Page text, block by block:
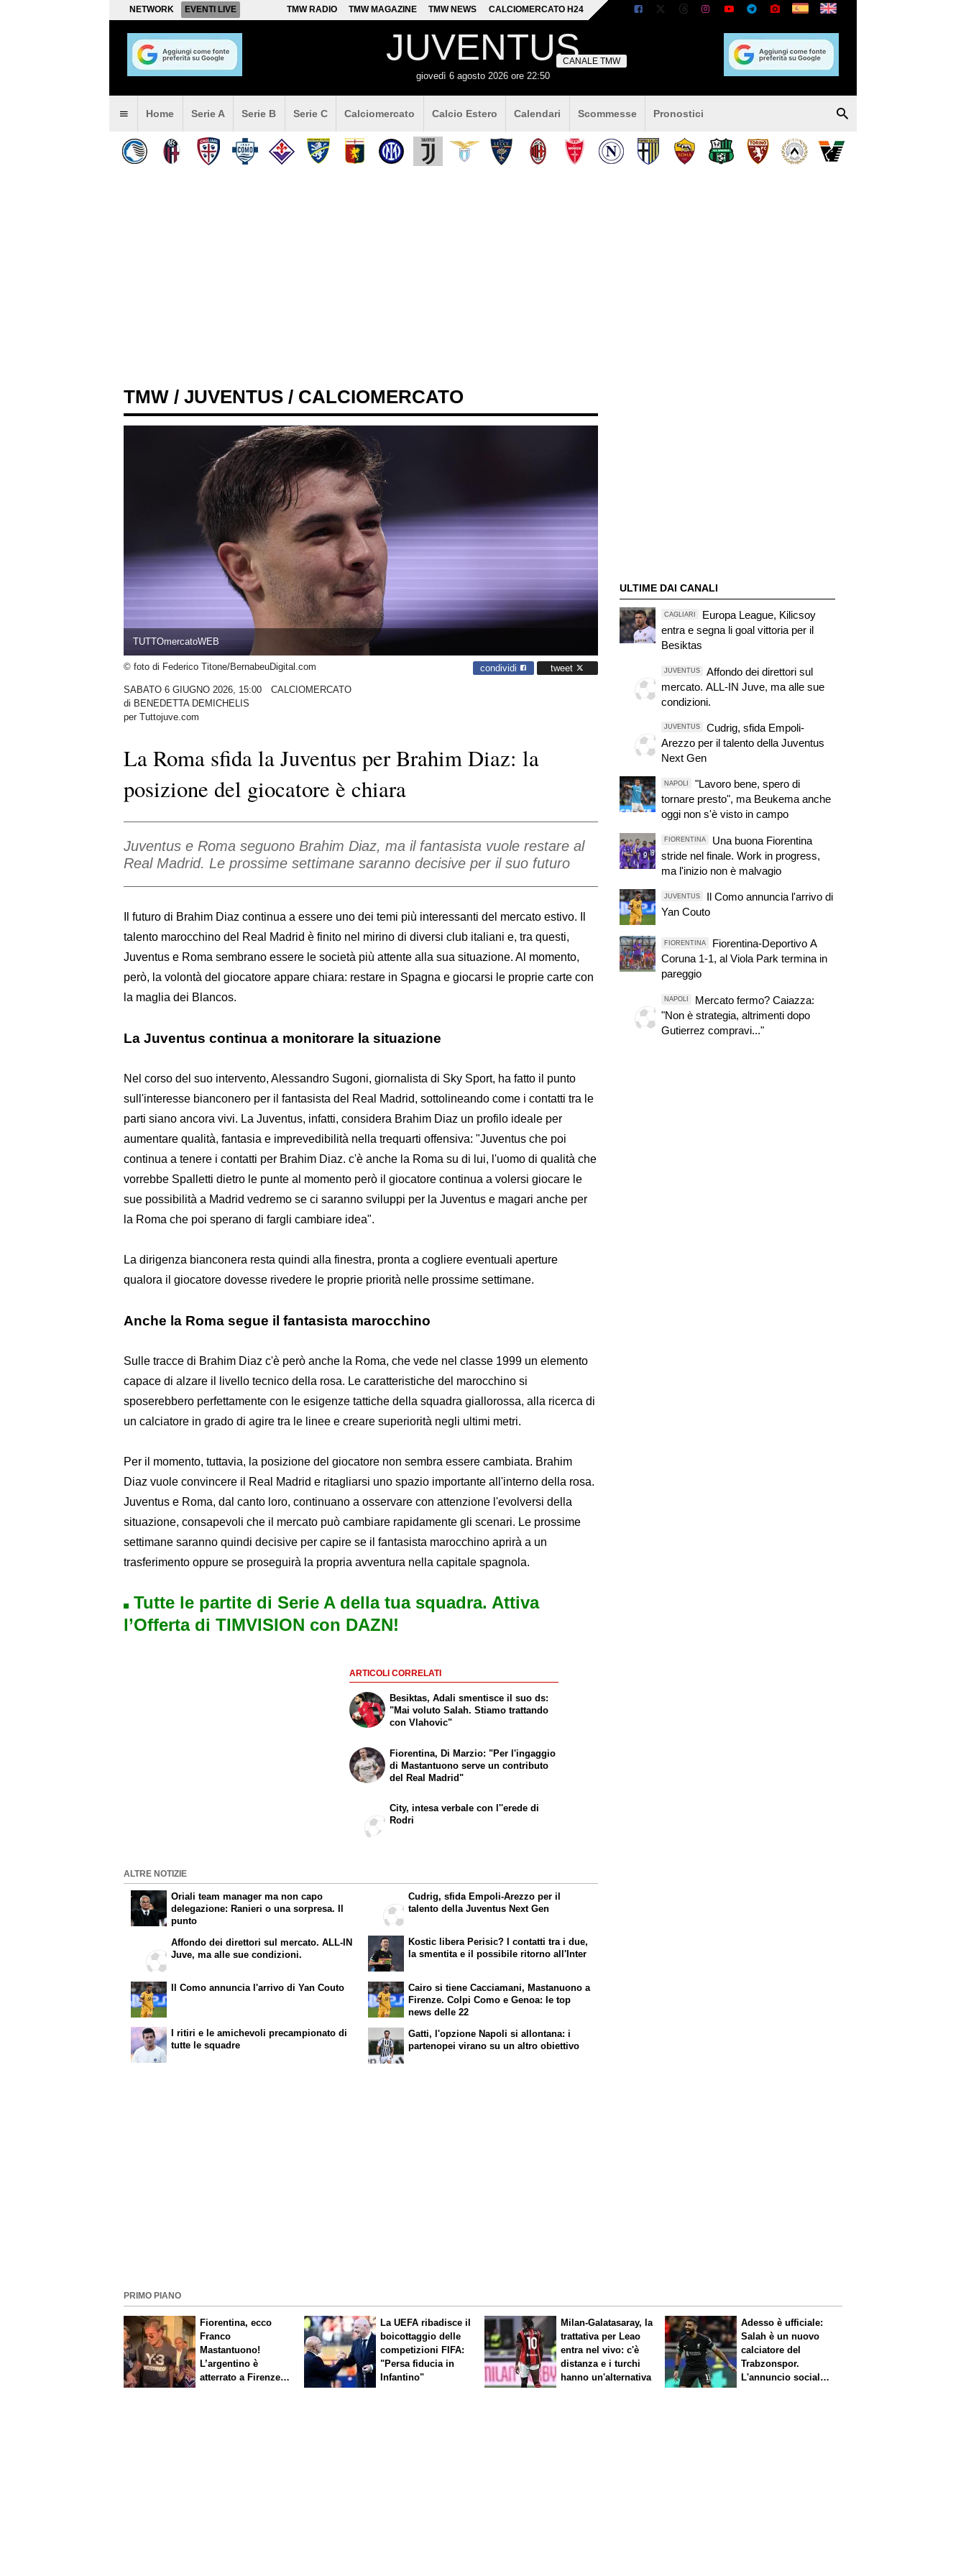
NETWORK EVENTI LIVE TMW RADIO TMW MAGAZINE TMW NEWS CALCIOMERCATO H24
JUVENTUS
giovedì 6 agosto 2026 ore 22:50
CANALE TMW
Home Serie A Serie B Serie C Calciomercato Calcio Estero Calendari Scommesse Pronostici
TMW / JUVENTUS / CALCIOMERCATO
TUTTOmercatoWEB
© foto di Federico Titone/BernabeuDigital.com condividi tweet
SABATO 6 GIUGNO 2026, 15:00
CALCIOMERCATO
di BENEDETTA DEMICHELIS
per Tuttojuve.com
La Roma sfida la Juventus per Brahim Diaz: la
posizione del giocatore è chiara
Juventus e Roma seguono Brahim Diaz, ma il fantasista vuole restare al
Real Madrid. Le prossime settimane saranno decisive per il suo futuro
Il futuro di Brahim Diaz continua a essere uno dei temi più interessanti del mercato estivo. Il
talento marocchino del Real Madrid è finito nel mirino di diversi club italiani e, tra questi,
Juventus e Roma sembrano essere le società più attente alla sua situazione. Al momento,
però, la volontà del giocatore appare chiara: restare in Spagna e giocarsi le proprie carte con
la maglia dei Blancos.
La Juventus continua a monitorare la situazione
Nel corso del suo intervento, Alessandro Sugoni, giornalista di Sky Sport, ha fatto il punto
sull'interesse bianconero per il fantasista del Real Madrid, sottolineando come i contatti tra le
parti siano ancora vivi. La Juventus, infatti, considera Brahim Diaz un profilo ideale per
aumentare qualità, fantasia e imprevedibilità nella trequarti offensiva: "Juventus che poi
continua a tenere i contatti per Brahim Diaz. c'è anche la Roma su di lui, l'uomo di qualità che
vorrebbe Spalletti dietro le punte al momento però il giocatore continua a volersi giocare le
sue possibilità a Madrid vedremo se ci saranno sviluppi per la Juventus e magari anche per
la Roma che poi sperano di fargli cambiare idea".
La dirigenza bianconera resta quindi alla finestra, pronta a cogliere eventuali aperture
qualora il giocatore dovesse rivedere le proprie priorità nelle prossime settimane.
Anche la Roma segue il fantasista marocchino
Sulle tracce di Brahim Diaz c'è però anche la Roma, che vede nel classe 1999 un elemento
capace di alzare il livello tecnico della rosa. Le caratteristiche del marocchino si
sposerebbero perfettamente con le esigenze tattiche della squadra giallorossa, alla ricerca di
un calciatore in grado di agire tra le linee e creare superiorità negli ultimi metri.
Per il momento, tuttavia, la posizione del giocatore non sembra essere cambiata. Brahim
Diaz vuole convincere il Real Madrid e ritagliarsi uno spazio importante all'interno della rosa.
Juventus e Roma, dal canto loro, continuano a osservare con attenzione l'evolversi della
situazione, consapevoli che il mercato può cambiare rapidamente gli scenari. Le prossime
settimane saranno quindi decisive per capire se il fantasista marocchino aprirà a un
trasferimento oppure se proseguirà la propria avventura nella capitale spagnola.
Tutte le partite di Serie A della tua squadra. Attiva
l’Offerta di TIMVISION con DAZN!
ARTICOLI CORRELATI
Besiktas, Adali smentisce il suo ds:
"Mai voluto Salah. Stiamo trattando
con Vlahovic"
Fiorentina, Di Marzio: "Per l'ingaggio
di Mastantuono serve un contributo
del Real Madrid"
City, intesa verbale con l''erede di
Rodri
ALTRE NOTIZIE
Oriali team manager ma non capo
delegazione: Ranieri o una sorpresa. Il
punto
Affondo dei direttori sul mercato. ALL-IN
Juve, ma alle sue condizioni.
Cudrig, sfida Empoli-Arezzo per il
talento della Juventus Next Gen
Kostic libera Perisic? I contatti tra i due,
la smentita e il possibile ritorno all'Inter
Il Como annuncia l'arrivo di Yan Couto
I ritiri e le amichevoli precampionato di
tutte le squadre
Cairo si tiene Cacciamani, Mastanuono a
Firenze. Colpi Como e Genoa: le top
news delle 22
Gatti, l'opzione Napoli si allontana: i
partenopei virano su un altro obiettivo
ULTIME DAI CANALI
CAGLIARI
Europa League, Kilicsoy
entra e segna li goal vittoria per il
Besiktas
JUVENTUS
Affondo dei direttori sul
mercato. ALL-IN Juve, ma alle sue
condizioni.
JUVENTUS
Cudrig, sfida Empoli-
Arezzo per il talento della Juventus
Next Gen
NAPOLI
"Lavoro bene, spero di
tornare presto", ma Beukema anche
oggi non s'è visto in campo
FIORENTINA
Una buona Fiorentina
stride nel finale. Work in progress,
ma l'inizio non è malvagio
JUVENTUS
Il Como annuncia l'arrivo di
Yan Couto
FIORENTINA
Fiorentina-Deportivo A
Coruna 1-1, al Viola Park termina in
pareggio
NAPOLI
Mercato fermo? Caiazza:
"Non è strategia, altrimenti dopo
Gutierrez compravi..."
PRIMO PIANO
Fiorentina, ecco
Franco
Mastantuono!
L’argentino è
atterrato a Firenze,
La UEFA ribadisce il
boicottaggio delle
competizioni FIFA:
"Persa fiducia in
Infantino"
Milan-Galatasaray, la
trattativa per Leao
entra nel vivo: c'è
distanza e i turchi
hanno un'alternativa
Adesso è ufficiale:
Salah è un nuovo
calciatore del
Trabzonspor.
L'annuncio social